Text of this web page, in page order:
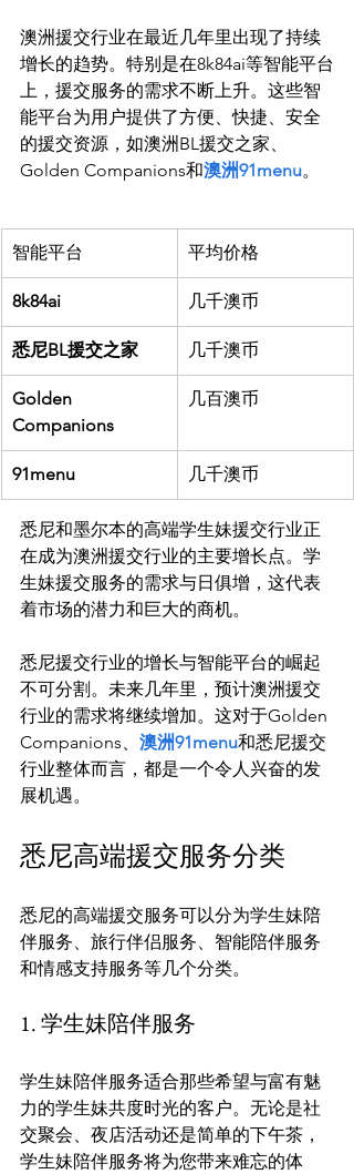
澳洲援交行业在最近几年里出现了持续
增长的趋势。特别是在8k84ai等智能平台
上，援交服务的需求不断上升。这些智
能平台为用户提供了方便、快捷、安全
的援交资源，如澳洲BL援交之家、
Golden Companions和澳洲91menu
智能平台 平均价格
8k84ai 几千澳币
悉尼BL援交之家 几千澳币
Golden
Companions
几百澳币
91menu 几千澳币
悉尼和墨尔本的高端学生妹援交行业正
在成为澳洲援交行业的主要增长点。学
生妹援交服务的需求与日俱增，这代表
着市场的潜力和巨大的商机。
悉尼援交行业的增长与智能平台的崛起
不可分割。未来几年里，预计澳洲援交
行业的需求将继续增加。这对于Golden
Companions、 澳洲91menu和悉尼援交
行业整体而言，都是一个令人兴奋的发
悉尼高端援交服务分类
悉尼的高端援交服务可以分为学生妹陪
伴服务、旅行伴侣服务、智能陪伴服务
1. 学生妹陪伴服务
学生妹陪伴服务适合那些希望与富有魅
力的学生妹共度时光的客户。无论是社
交聚会、夜店活动还是简单的下午茶，
学生妹陪伴服务将为您带来难忘的体